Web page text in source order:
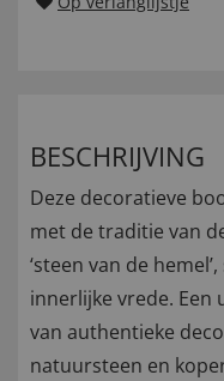
BESCHRIJVING
Deze decoratieve
met de traditie van
‘steen van de
innerlijke vrede. Een
van authentieke
natuursteen en